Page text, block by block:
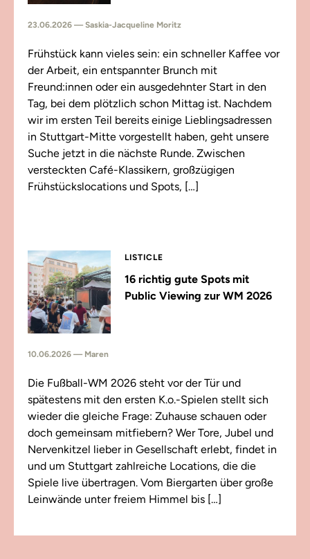
23.06.2026 — Saskia-Jacqueline Moritz
Frühstück kann vieles sein: ein schneller Kaffee vor
der Arbeit, ein entspannter Brunch mit
Freund:innen oder ein ausgedehnter Start in den
Tag, bei dem plötzlich schon Mittag ist. Nachdem
wir im ersten Teil bereits einige Lieblingsadressen
in Stuttgart-Mitte vorgestellt haben, geht unsere
Suche jetzt in die nächste Runde. Zwischen
versteckten Café-Klassikern, großzügigen
Frühstückslocations und Spots, […]
LISTICLE
16 richtig gute Spots mit
Public Viewing zur WM 2026
10.06.2026 — Maren
Die Fußball-WM 2026 steht vor der Tür und
spätestens mit den ersten K.o.-Spielen stellt sich
wieder die gleiche Frage: Zuhause schauen oder
doch gemeinsam mitfiebern? Wer Tore, Jubel und
Nervenkitzel lieber in Gesellschaft erlebt, findet in
und um Stuttgart zahlreiche Locations, die die
Spiele live übertragen. Vom Biergarten über große
Leinwände unter freiem Himmel bis […]